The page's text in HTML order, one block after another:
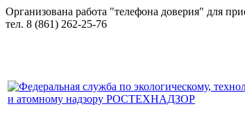
Организована работа "телефона доверия" для
тел. 8 (861) 262-25-76